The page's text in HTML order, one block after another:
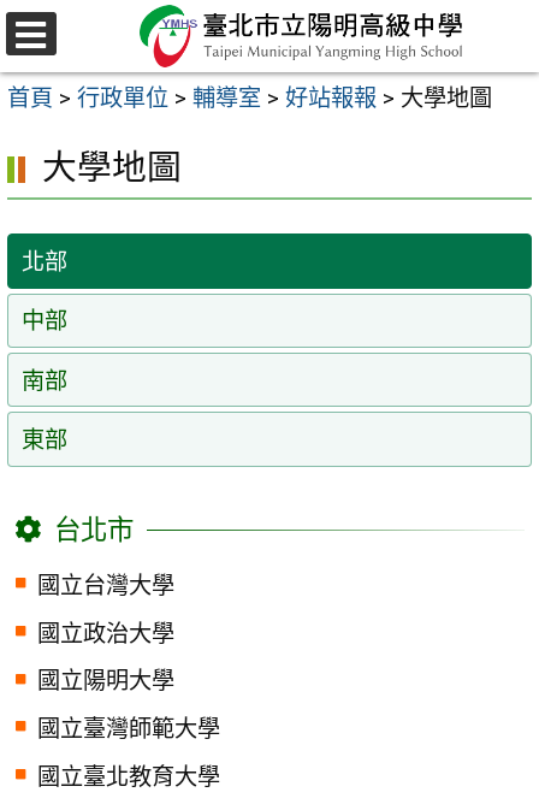
跳
至
主
內
容
區
選
單
首頁 > 行政單位 > 輔導室 > 好站報報 > 大學地圖
大學地圖
北部
中部
南部
東部
台北市
國立台灣大學
國立政治大學
國立陽明大學
國立臺灣師範大學
國立臺北教育大學